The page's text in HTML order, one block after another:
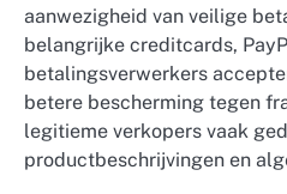
aanwezigheid van veilige
belangrijke creditcards,
betalingsverwerkers
betere bescherming tegen
legitieme verkopers vaak
productbeschrijvingen en